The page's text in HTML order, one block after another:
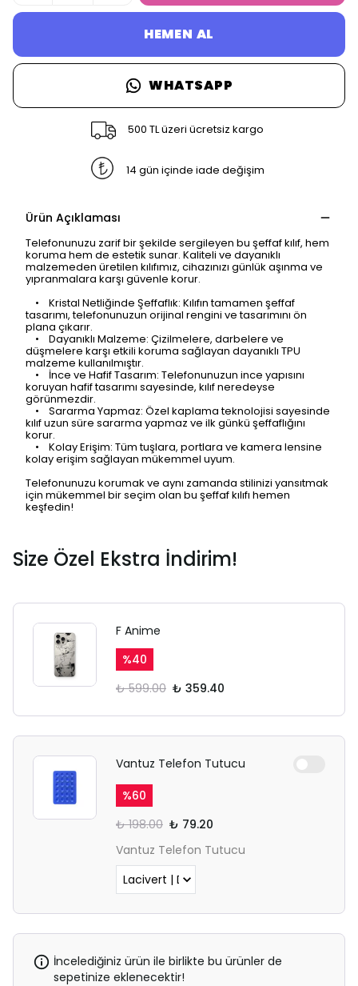
HEMEN AL
WHATSAPP
500 TL üzeri ücretsiz kargo
14 gün içinde iade değişim
Ürün Açıklaması
Telefonunuzu zarif bir şekilde sergileyen bu şeffaf kılıf, hem
koruma hem de estetik sunar. Kaliteli ve dayanıklı
malzemeden üretilen kılıfımız, cihazınızı günlük aşınma ve
yıpranmalara karşı güvenle korur.
• Kristal Netliğinde Şeffaflık: Kılıfın tamamen şeffaf
tasarımı, telefonunuzun orijinal rengini ve tasarımını ön
plana çıkarır.
• Dayanıklı Malzeme: Çizilmelere, darbelere ve
düşmelere karşı etkili koruma sağlayan dayanıklı TPU
malzeme kullanılmıştır.
• İnce ve Hafif Tasarım: Telefonunuzun ince yapısını
koruyan hafif tasarımı sayesinde, kılıf neredeyse
görünmezdir.
• Sararma Yapmaz: Özel kaplama teknolojisi sayesinde
kılıf uzun süre sararma yapmaz ve ilk günkü şeffaflığını
korur.
• Kolay Erişim: Tüm tuşlara, portlara ve kamera lensine
kolay erişim sağlayan mükemmel uyum.
Telefonunuzu korumak ve aynı zamanda stilinizi yansıtmak
için mükemmel bir seçim olan bu şeffaf kılıfı hemen
keşfedin!
Size Özel Ekstra İndirim!
F Anime
%40
₺ 599.00 ₺ 359.40
Vantuz Telefon Tutucu
%60
₺ 198.00 ₺ 79.20
Vantuz Telefon Tutucu
İncelediğiniz ürün ile birlikte bu ürünler de
sepetinize eklenecektir!